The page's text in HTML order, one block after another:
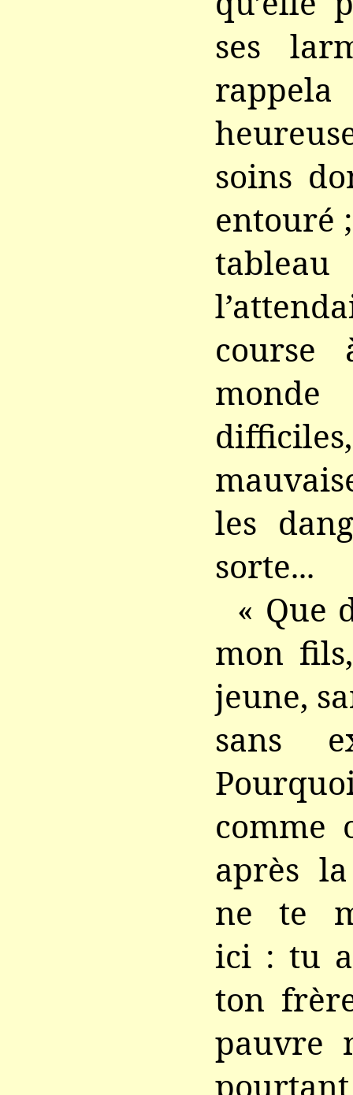
ses
rappela
soins
entouré
course
les
sorte...
« Que
mon
jeune,
sans
comme
après
ne te
ici : tu
ton
pauvre